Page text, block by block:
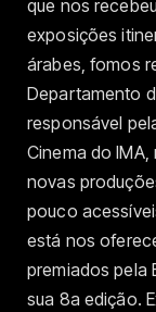
que nos
exposições
árabes, fomos
Departamento
responsável
Cinema do
novas
pouco
está nos
premiados pela
sua 8a edição.